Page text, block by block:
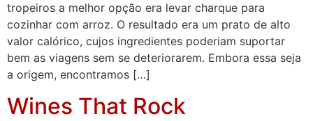
tropeiros a melhor opção era levar charque para
cozinhar com arroz. O resultado era um prato de alto
valor calórico, cujos ingredientes poderiam suportar
bem as viagens sem se deteriorarem. Embora essa seja
a origem, encontramos […]
Wines That Rock